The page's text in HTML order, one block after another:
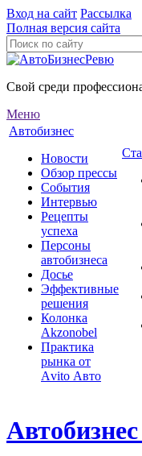
Вход на сайт Рассылка
Полная версия сайта
Свой среди
Меню
Автобизнес
Новости
Обзор прессы
События
Интервью
Рецепты
успеха
Персоны
автобизнеса
Досье
Эффективные
решения
Колонка
Akzonobel
Практика
рынка от
Аvito Авто